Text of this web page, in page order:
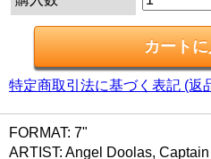
特定商取引法に基づく表記 (返
FORMAT: 7"
ARTIST: Angel Doolas,